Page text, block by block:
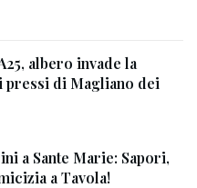
albero invade la
pressi di Magliano dei
a Sante Marie: Sapori,
a Tavola!